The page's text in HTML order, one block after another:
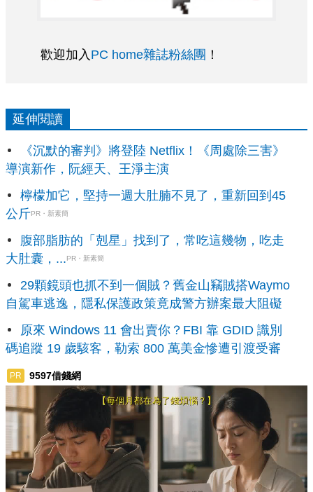
歡迎加入 PC home雜誌粉絲團 ！
延伸閱讀
《沉默的審判》將登陸 Netflix！《周處除三害》
導演新作，阮經天、王淨主演
檸檬加它，堅持一週大肚腩不見了，重新回到45
公斤PR・新素簡
腹部脂肪的「剋星」找到了，常吃這幾物，吃走
大肚囊，... PR・新素簡
29顆鏡頭也抓不到一個賊？舊金山竊賊搭Waymo
自駕車逃逸，隱私保護政策竟成警方辦案最大阻礙
原來 Windows 11 會出賣你？FBI 靠 GDID 識別
碼追蹤 19 歲駭客，勒索 800 萬美金慘遭引渡受審
PR 9597借錢網